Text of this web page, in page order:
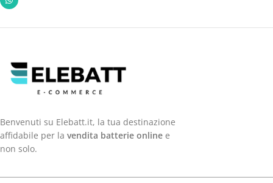
Benvenuti su Elebatt.it, la tua destinazione
affidabile per la vendita batterie online e
non solo.